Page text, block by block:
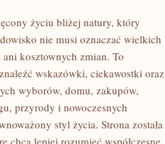
życiu bliżej natury, który
nie musi oznaczać wielkich
kosztownych zmian. To
wskazówki, ciekawostki oraz
wyborów, domu, zakupów,
przyrody i nowoczesnych
styl życia. Strona została
chcą lepiej rozumieć współczesne